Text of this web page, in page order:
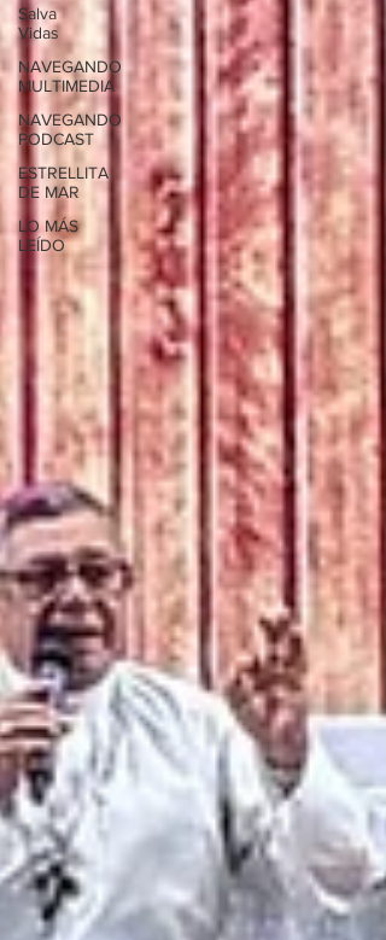
Salva
Vidas
NAVEGANDO
MULTIMEDIA
NAVEGANDO
PODCAST
ESTRELLITA
DE MAR
LO MÁS
LEÍDO